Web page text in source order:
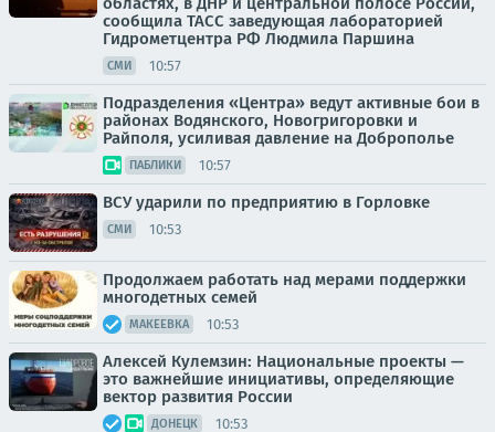
сообщила ТАСС заведующая лабораторией
Гидрометцентра РФ Людмила Паршина
СМИ 10:57
Подразделения «Центра» ведут активные бои в
районах Водянского, Новогригоровки и
Райполя, усиливая давление на Доброполье
ПАБЛИКИ 10:57
ВСУ ударили по предприятию в Горловке
СМИ 10:53
Продолжаем работать над мерами поддержки
многодетных семей
МАКЕЕВКА 10:53
Алексей Кулемзин: Национальные проекты —
это важнейшие инициативы, определяющие
вектор развития России
ДОНЕЦК 10:53